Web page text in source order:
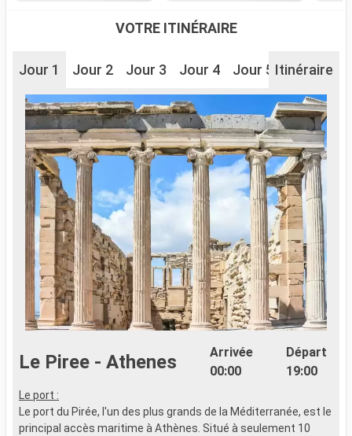
VOTRE ITINÉRAIRE
Jour 1 Jour 2 Jour 3 Jour 4 Jour 5 Jour 6
Itinéraire
Le Piree - Athenes
Arrivée
00:00
Départ
19:00
Le port :
Le port du Pirée, l'un des plus grands de la Méditerranée, est le
principal accès maritime à Athènes. Situé à seulement 10